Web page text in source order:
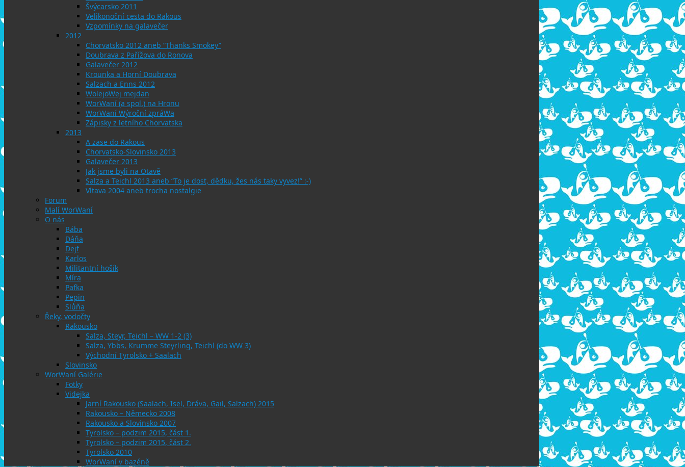
Švýcarsko 2011
Velikonoční cesta do Rakous
Vzpomínky na galavečer
2012
Chorvatsko 2012 aneb “Thanks Smokey”
Doubrava z Pařížova do Ronova
Galavečer 2012
Krounka a Horní Doubrava
Salzach a Enns 2012
WolejoWej mejdan
WorWaní (a spol.) na Hronu
WorWaní Wýroční zpráWa
Zápisky z letního Chorvatska
2013
A zase do Rakous
Chorvatsko-Slovinsko 2013
Galavečer 2013
Jak jsme byli na Otavě
Salza a Teichl 2013 aneb “To je dost, dědku, žes nás taky vyvez!” :-)
Vltava 2004 aneb trocha nostalgie
Forum
Malí WorWaní
O nás
Bába
Dáňa
Dejf
Karlos
Militantní hošík
Míra
Pafka
Pepin
Slůňa
Řeky, vodočty
Rakousko
Salza, Steyr, Teichl – WW 1-2 (3)
Salza, Ybbs, Krumme Steyrling, Teichl (do WW 3)
Východní Tyrolsko + Saalach
Slovinsko
WorWaní Galérie
Fotky
Videjka
Jarní Rakousko (Saalach, Isel, Dráva, Gail, Salzach) 2015
Rakousko – Německo 2008
Rakousko a Slovinsko 2007
Tyrolsko – podzim 2015, část 1.
Tyrolsko – podzim 2015, část 2.
Tyrolsko 2010
WorWaní v bazéně